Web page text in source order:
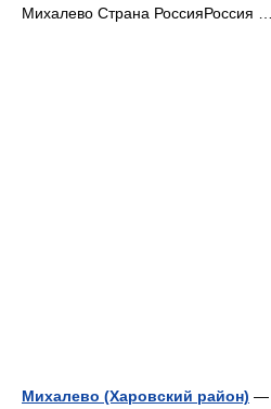
Михалево Страна РоссияРоссия
Михалево (Харовский район) —